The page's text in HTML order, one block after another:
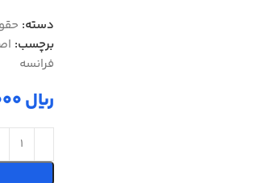
دسته:
برچسب:
فرانسه
ریال